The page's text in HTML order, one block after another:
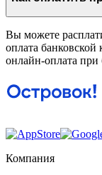
Вы можете
оплата
онлайн-оплата при
Компания